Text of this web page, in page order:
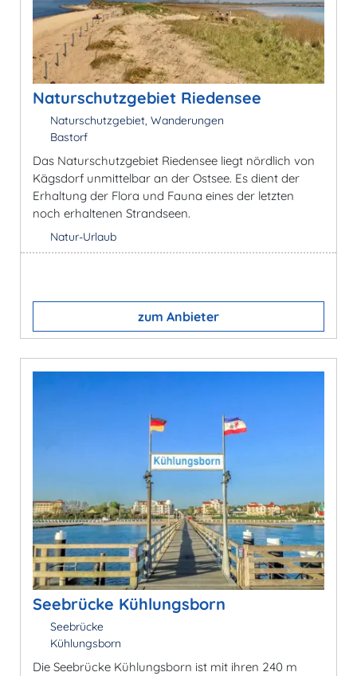
Naturschutzgebiet Riedensee
Naturschutzgebiet, Wanderungen
Bastorf
Das Naturschutzgebiet Riedensee liegt nördlich von
Kägsdorf unmittelbar an der Ostsee. Es dient der
Erhaltung der Flora und Fauna eines der letzten
noch erhaltenen Strandseen.
Natur-Urlaub
zum Anbieter
Seebrücke Kühlungsborn
Seebrücke
Kühlungsborn
Die Seebrücke Kühlungsborn ist mit ihren 240 m